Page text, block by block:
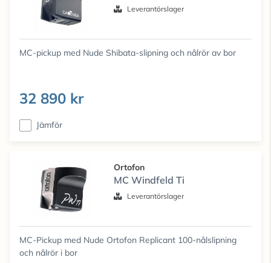
Leverantörslager
MC-pickup med Nude Shibata-slipning och nålrör av bor
32 890 kr
Jämför
Ortofon
MC Windfeld Ti
Leverantörslager
MC-Pickup med Nude Ortofon Replicant 100-nålslipning
och nålrör i bor